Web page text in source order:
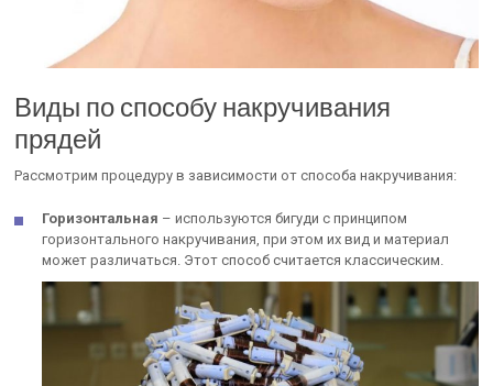
Виды по способу накручивания
прядей
Рассмотрим процедуру в зависимости от способа накручивания:
Горизонтальная – используются бигуди с принципом
горизонтального накручивания, при этом их вид и материал
может различаться. Этот способ считается классическим.